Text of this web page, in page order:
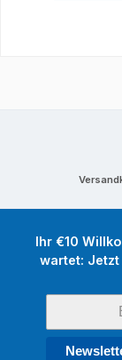
Ihr €10
wartet: